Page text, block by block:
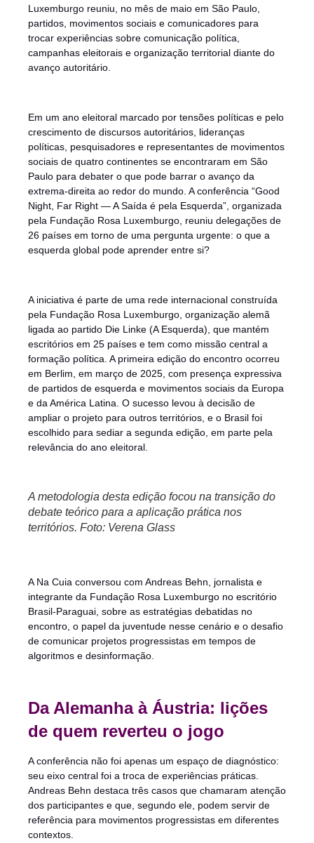
Luxemburgo reuniu, no mês de maio em São Paulo,
partidos, movimentos sociais e comunicadores para
trocar experiências sobre comunicação política,
campanhas eleitorais e organização territorial diante do
avanço autoritário.
Em um ano eleitoral marcado por tensões políticas e pelo
crescimento de discursos autoritários, lideranças
políticas, pesquisadores e representantes de movimentos
sociais de quatro continentes se encontraram em São
Paulo para debater o que pode barrar o avanço da
extrema-direita ao redor do mundo. A conferência “Good
Night, Far Right — A Saída é pela Esquerda”, organizada
pela Fundação Rosa Luxemburgo, reuniu delegações de
26 países em torno de uma pergunta urgente: o que a
esquerda global pode aprender entre si?
A iniciativa é parte de uma rede internacional construída
pela Fundação Rosa Luxemburgo, organização alemã
ligada ao partido Die Linke (A Esquerda), que mantém
escritórios em 25 países e tem como missão central a
formação política. A primeira edição do encontro ocorreu
em Berlim, em março de 2025, com presença expressiva
de partidos de esquerda e movimentos sociais da Europa
e da América Latina. O sucesso levou à decisão de
ampliar o projeto para outros territórios, e o Brasil foi
escolhido para sediar a segunda edição, em parte pela
relevância do ano eleitoral.
A metodologia desta edição focou na transição do
debate teórico para a aplicação prática nos
territórios. Foto: Verena Glass
A Na Cuia conversou com Andreas Behn, jornalista e
integrante da Fundação Rosa Luxemburgo no escritório
Brasil-Paraguai, sobre as estratégias debatidas no
encontro, o papel da juventude nesse cenário e o desafio
de comunicar projetos progressistas em tempos de
algoritmos e desinformação.
Da Alemanha à Áustria: lições
de quem reverteu o jogo
A conferência não foi apenas um espaço de diagnóstico:
seu eixo central foi a troca de experiências práticas.
Andreas Behn destaca três casos que chamaram atenção
dos participantes e que, segundo ele, podem servir de
referência para movimentos progressistas em diferentes
contextos.